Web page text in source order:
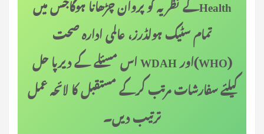
تمام سٹیک ہولڈرز، عالمی ادارہ صحت
(WHO)
اورWDAH
اس مسئلے کے دیرپا حل
کیلئے سفارشات مرتب کرکے مستقبل کا لائحہ عمل
ترتیب دیں۔